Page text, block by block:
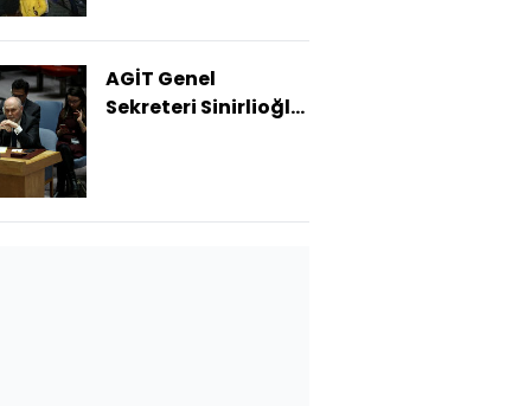
AGİT Genel
Sekreteri Sinirlioğlu